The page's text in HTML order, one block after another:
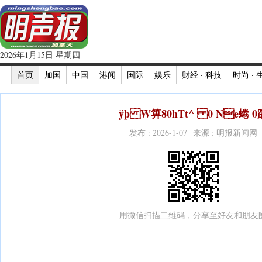
2026年1月15日 星期四
首页
加国 中国 港闻 国际 娱乐 财经 · 科技 时尚 ·
ÿþ W箅80hTt^ 0 Ne蜷 0
发布 : 2026-1-07 来源 : 明报新闻网
用微信扫描二维码，分享至好友和朋友